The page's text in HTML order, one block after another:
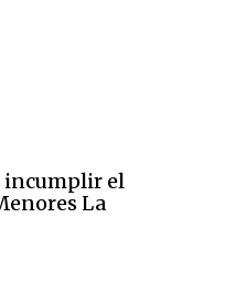
incumplir el
La